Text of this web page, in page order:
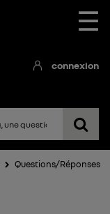
☰
connexion
Questions/Réponses